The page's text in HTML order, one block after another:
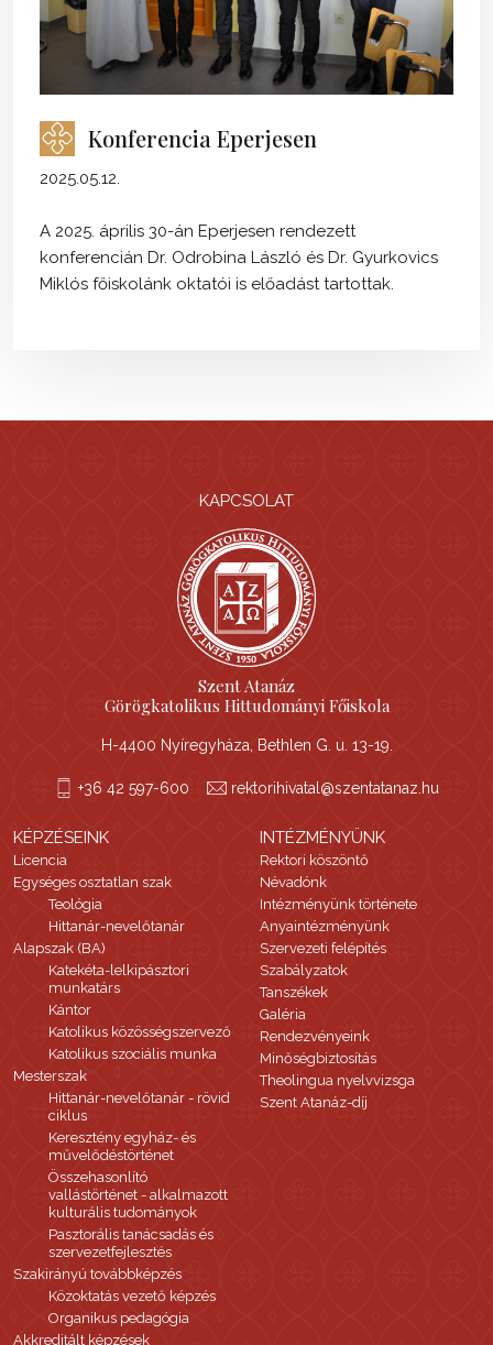
Konferencia Eperjesen
2025.05.12.
A 2025. április 30-án Eperjesen rendezett
konferencián Dr. Odrobina László és Dr. Gyurkovics
Miklós főiskolánk oktatói is előadást tartottak.
KAPCSOLAT
Szent Atanáz
Görögkatolikus Hittudományi Főiskola
H-4400 Nyíregyháza, Bethlen G. u. 13-19.
+36 42 597-600 rektorihivatal@szentatanaz.hu
KÉPZÉSEINK
Licencia
Egységes osztatlan szak
Teológia
Hittanár-nevelőtanár
Alapszak (BA)
Katekéta-lelkipásztori
munkatárs
Kántor
Katolikus közösségszervező
Katolikus szociális munka
Mesterszak
Hittanár-nevelőtanár - rövid
ciklus
Keresztény egyház- és
művelődéstörténet
Összehasonlító
vallástörténet - alkalmazott
kulturális tudományok
Pasztorális tanácsadás és
szervezetfejlesztés
Szakirányú továbbképzés
Közoktatás vezető képzés
Organikus pedagógia
Akkreditált képzések
INTÉZMÉNYÜNK
Rektori köszöntő
Névadónk
Intézményünk története
Anyaintézményünk
Szervezeti felépítés
Szabályzatok
Tanszékek
Galéria
Rendezvényeink
Minőségbiztosítás
Theolingua nyelvvizsga
Szent Atanáz-díj